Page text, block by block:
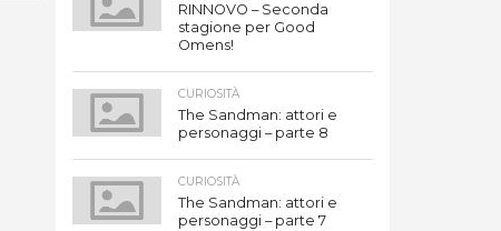
RINNOVO – Seconda
stagione per Good
Omens!
CURIOSITÀ
The Sandman: attori e
personaggi – parte 8
CURIOSITÀ
The Sandman: attori e
personaggi – parte 7